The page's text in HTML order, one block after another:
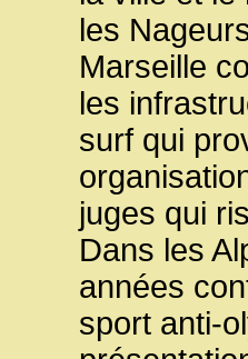
les
Marseille
les
surf qui
juges qui
Dans les
années
sport anti-